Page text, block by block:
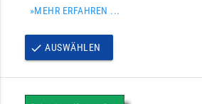
»MEHR ERFAHREN ...
done AUSWÄHLEN